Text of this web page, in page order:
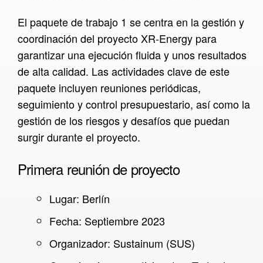
Prototipos
Infraestructura
Traductor H5P
Catharsis
Servicio de entrega H5P
Raspberry Pi
Word2H5P
Tutoriales
El paquete de trabajo 1 se centra en la gestión y
coordinación del proyecto XR-Energy para
garantizar una ejecución fluida y unos resultados
de alta calidad. Las actividades clave de este
paquete incluyen reuniones periódicas,
seguimiento y control presupuestario, así como la
gestión de los riesgos y desafíos que puedan
surgir durante el proyecto.
Primera reunión de proyecto
Lugar: Berlín
Fecha: Septiembre 2023
Organizador: Sustainum (SUS)